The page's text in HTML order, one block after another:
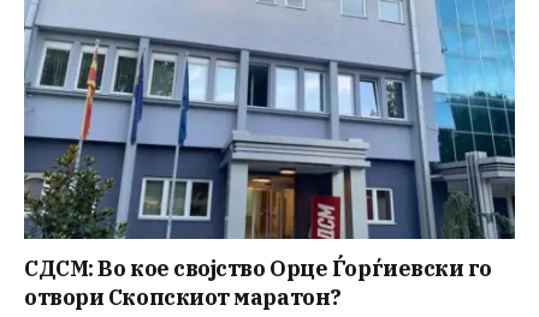
СДСМ: Во кое својство Орце Ѓорѓиевски го
отвори Скопскиот маратон?